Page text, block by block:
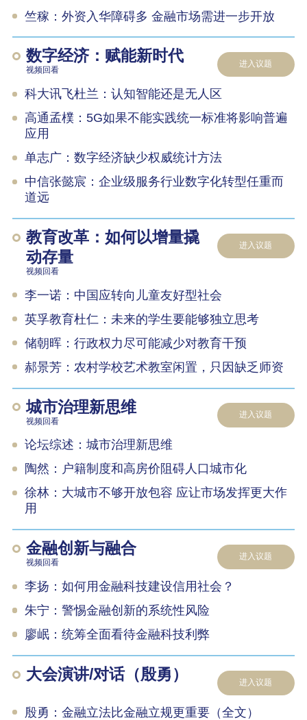
竺稼：外资入华障碍多 金融市场需进一步开放
数字经济：赋能新时代
视频回看
进入议题
科大讯飞杜兰：认知智能还是无人区
高通孟樸：5G如果不能实践统一标准将影响普遍
应用
单志广：数字经济缺少权威统计方法
中信张懿宸：企业级服务行业数字化转型任重而
道远
教育改革：如何以增量撬
动存量
视频回看
进入议题
李一诺：中国应转向儿童友好型社会
英孚教育杜仁：未来的学生要能够独立思考
储朝晖：行政权力尽可能减少对教育干预
郝景芳：农村学校艺术教室闲置，只因缺乏师资
城市治理新思维
视频回看
进入议题
论坛综述：城市治理新思维
陶然：户籍制度和高房价阻碍人口城市化
徐林：大城市不够开放包容 应让市场发挥更大作
用
金融创新与融合
视频回看
进入议题
李扬：如何用金融科技建设信用社会？
朱宁：警惕金融创新的系统性风险
廖岷：统筹全面看待金融科技利弊
大会演讲/对话（殷勇） 进入议题
殷勇：金融立法比金融立规更重要（全文）